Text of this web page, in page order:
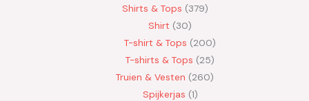
Shirts & Tops 379
Shirt
30
T-shirt & Tops
200
T-shirts & Tops
25
Truien & Vesten
260
Spijkerjas 1